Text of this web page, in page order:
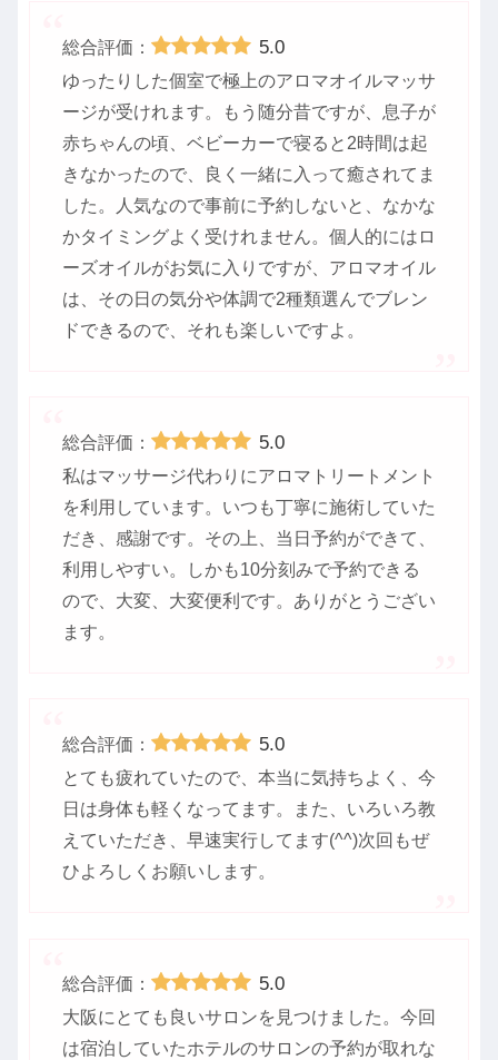
総合評価： 5.0
ゆったりした個室で極上のアロマオイルマッサ
ージが受けれます。もう随分昔ですが、息子が
赤ちゃんの頃、ベビーカーで寝ると2時間は起
きなかったので、良く一緒に入って癒されてま
した。人気なので事前に予約しないと、なかな
かタイミングよく受けれません。個人的にはロ
ーズオイルがお気に入りですが、アロマオイル
は、その日の気分や体調で2種類選んでブレン
ドできるので、それも楽しいですよ。
総合評価： 5.0
私はマッサージ代わりにアロマトリートメント
を利用しています。いつも丁寧に施術していた
だき、感謝です。その上、当日予約ができて、
利用しやすい。しかも10分刻みで予約できる
ので、大変、大変便利です。ありがとうござい
ます。
総合評価： 5.0
とても疲れていたので、本当に気持ちよく、今
日は身体も軽くなってます。また、いろいろ教
えていただき、早速実行してます(^^)次回もぜ
ひよろしくお願いします。
総合評価： 5.0
大阪にとても良いサロンを見つけました。今回
は宿泊していたホテルのサロンの予約が取れな